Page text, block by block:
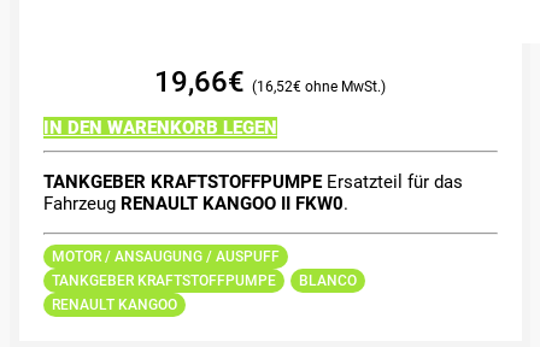
19,66€ 16,52€
IN DEN WARENKORB LEGEN
TANKGEBER KRAFTSTOFFPUMPEErsatzteil für das
Fahrzeug RENAULT KANGOO II FKW0.
MOTOR / ANSAUGUNG / AUSPUFF
TANKGEBER KRAFTSTOFFPUMPE
BLANCO
RENAULT KANGOO